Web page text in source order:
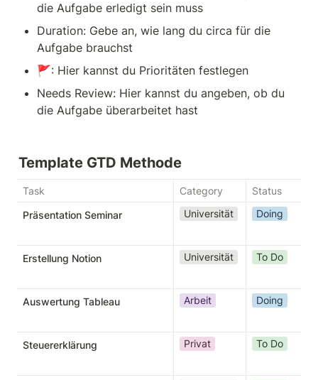
die Aufgabe erledigt sein muss
Duration: Gebe an, wie lang du circa für die
Aufgabe brauchst
🚩: Hier kannst du Prioritäten festlegen
Needs Review: Hier kannst du angeben, ob du
die Aufgabe überarbeitet hast
Template GTD Methode
Task Category
Status
Präsentation Seminar
Universität Doing
Erstellung Notion Universität To Do
Auswertung Tableau Arbeit Doing
Steuererklärung Privat To Do